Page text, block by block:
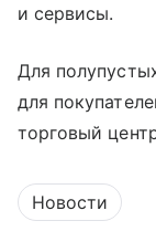
и сервисы.
Для
для
торговый
Новости